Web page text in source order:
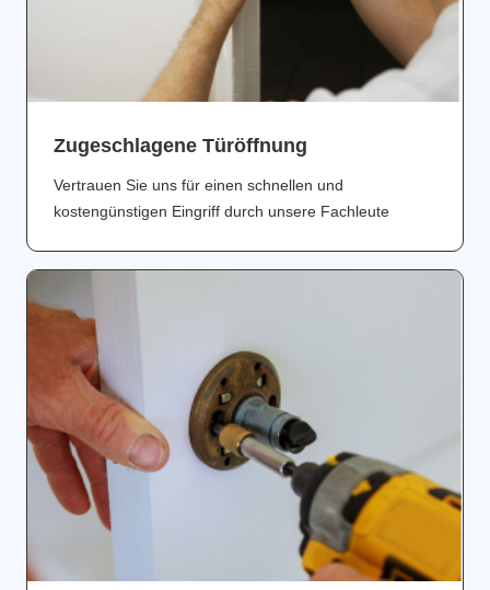
Zugeschlagene Türöffnung
Vertrauen Sie uns für einen schnellen und
kostengünstigen Eingriff durch unsere Fachleute